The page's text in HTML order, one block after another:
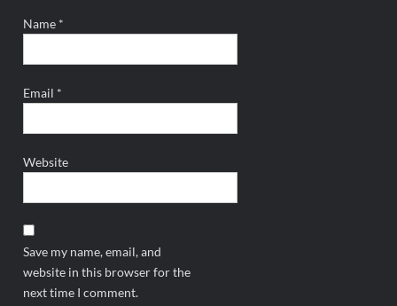
Name *
Email *
Website
Save my name, email, and
website in this browser for the
next time I comment.